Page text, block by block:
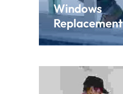
Windows
Replacement